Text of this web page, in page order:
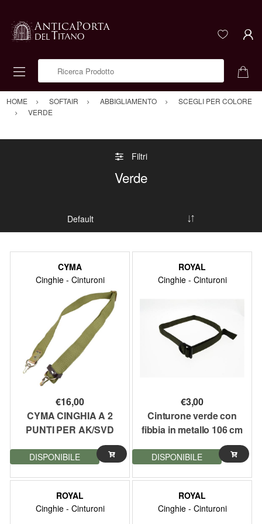
HOME SOFTAIR ABBIGLIAMENTO
SCEGLI PER COLORE
VERDE
Filtri
Verde
CYMA
Cinghie - Cinturoni
€16,00
CYMA CINGHIA A 2
PUNTI PER AK/SVD
DISPONIBILE
ROYAL
Cinghie - Cinturoni
€3,00
Cinturone verde con
fibbia in metallo 106 cm
DISPONIBILE
ROYAL
Cinghie - Cinturoni
ROYAL
Cinghie - Cinturoni